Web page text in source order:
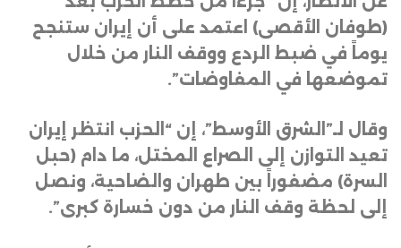
(طوفان الأقصى) اعتمد على أن إيران ستنجح
يوماً في ضبط الردع ووقف النار من خلال
تموضعها في المفاوضات”.
وقال لـ”الشرق الأوسط”، إن “الحزب انتظر إيران
تعيد التوازن إلى الصراع المختل، ما دام (حبل
السرة) مضفوراً بين طهران والضاحية، ونصل
إلى لحظة وقف النار من دون خسارة كبرى”.